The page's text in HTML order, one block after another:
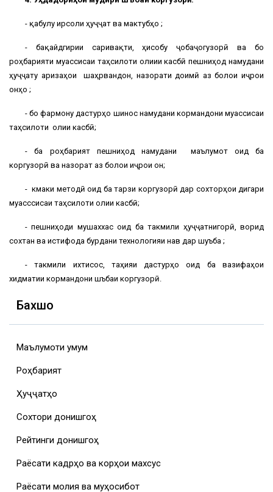
- қабулу ирсоли ҳуҷҷат ва мактубҳо ;
- бақайдгирии саривақти, ҳисобу ҷобаҷогузорӣ ва бо
роҳбарияти муассисаи таҳсилоти олиии касбӣ пешниҳод намудани
ҳуҷҷату аризаҳои шаҳрвандон, назорати доимӣ аз болои иҷрои
онҳо ;
- бо фармону дастурҳо шинос намудани кормандони муассисаи
таҳсилоти олии касбӣ;
- ба роҳбарият пешниҳод намудани маълумот оид ба
коргузорӣ ва назорат аз болои иҷрои он;
- кӯмаки методӣ оид ба тарзи коргузорӣ дар сохторҳои дигари
муасссисаи таҳсилоти олии касбӣ;
- пешниҳоди мушаххас оид ба такмили ҳуҷҷатнигорӣ, ворид
сохтан ва истифода бурдани технологияи нав дар шуъба ;
- такмили ихтисос, таҳияи дастурҳо оид ба вазифаҳои
хидматии кормандони шӯъбаи коргузорӣ.
Бахшҳо
Маълумоти умумӣ
Роҳбарият
Ҳуҷҷатҳо
Сохтори донишгоҳ
Рейтинги донишгоҳ
Раёсати кадрҳо ва корҳои махсус
Раёсати молия ва муҳосибот